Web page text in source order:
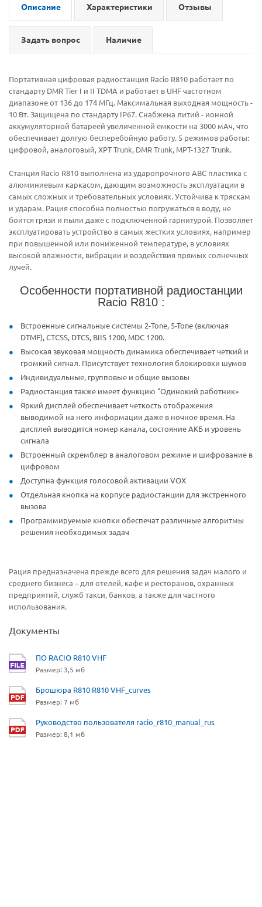
Описание Характеристики Отзывы
Задать вопрос Наличие
Портативная цифровая радиостанция Racio R810 работает по
стандарту DMR Tier I и II TDMA и работает в UHF частотном
диапазоне от 136 до 174 МГц. Максимальная выходная мощность -
10 Вт. Защищена по стандарту IP67. Снабжена литий - ионной
аккумуляторной батареей увеличенной емкости на 3000 мАч, что
обеспечивает долгую бесперебойную работу. 5 режимов работы:
цифровой, аналоговый, XPT Trunk, DMR Trunk, MPT-1327 Trunk.
Станция Racio R810 выполнена из ударопрочного ABC пластика с
алюминиевым каркасом, дающим возможность эксплуатации в
самых сложных и требовательных условиях. Устойчива к тряскам
и ударам. Рация способна полностью погружаться в воду, не
боится грязи и пыли даже с подключенной гарнитурой. Позволяет
эксплуатировать устройство в самых жестких условиях, например
при повышенной или пониженной температуре, в условиях
высокой влажности, вибрации и воздействия прямых солнечных
лучей.
Особенности портативной радиостанции
Racio R810 :
Встроенные сигнальные системы 2-Tone, 5-Tone (включая
DTMF), CTCSS, DTCS, BIIS 1200, MDC 1200.
Высокая звуковая мощность динамика обеспечивает четкий и
громкий сигнал. Присутствует технология блокировки шумов
Индивидуальные, групповые и общие вызовы
Радиостанция также имеет функцию "Одинокий работник»
Яркий дисплей обеспечивает четкость отображения
выводимой на него информации даже в ночное время. На
дисплей выводится номер канала, состояние АКБ и уровень
сигнала
Встроенный скремблер в аналоговом режиме и шифрование в
цифровом
Доступна функция голосовой активации VOX
Отдельная кнопка на корпусе радиостанции для экстренного
вызова
Программируемые кнопки обеспечат различные алгоритмы
решения необходимых задач
Рация предназначена прежде всего для решения задач малого и
среднего бизнеса – для отелей, кафе и ресторанов, охранных
предприятий, служб такси, банков, а также для частного
использования.
Документы
ПО RACIO R810 VHF
Размер: 3,5 мб
Брошюра R810 R810 VHF_curves
Размер: 7 мб
Руководство пользователя racio_r810_manual_rus
Размер: 8,1 мб